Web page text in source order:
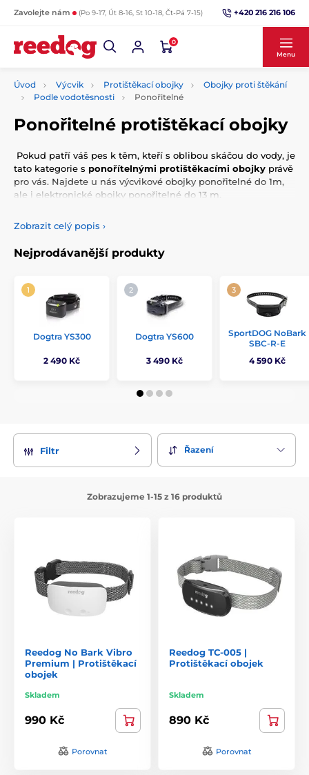
Zavolejte nám (Po 9-17, Út 8-16, St 10-18, Čt-Pá 7-15) +420 216 216 106
0
Menu
Úvod Výcvik Protištěkací obojky
Obojky proti štěkání
Podle vodotěsnosti
Ponořitelné
Ponořitelné protištěkací obojky
Pokud patří váš pes k těm, kteří s oblibou skáčou do vody, je
tato kategorie s ponořítelnými protištěkacími obojky právě
pro vás. Najdete u nás výcvikové obojky ponořitelné do 1m,
ale i elektronické obojky ponořitelné do 13 m.
Zobrazit celý popis ›
Nejprodávanější produkty
Dogtra YS300
2 490 Kč
Dogtra YS600
3 490 Kč
SportDOG NoBark
SBC-R-E
4 590 Kč
Filtr Řazení
Zobrazujeme 1-15 z 16 produktů
Reedog No Bark Vibro
Premium | Protištěkací
obojek
Skladem
990 Kč
Porovnat
Reedog TC-005 |
Protištěkací obojek
Skladem
890 Kč
Porovnat